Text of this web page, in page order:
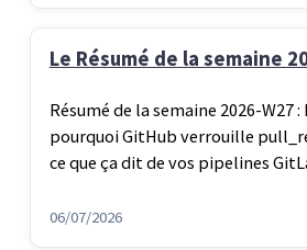
Le Résumé de la semaine
Résumé de la semaine 2026-W27
pourquoi GitHub verrouille
ce que ça dit de vos pipelines
06/07/2026